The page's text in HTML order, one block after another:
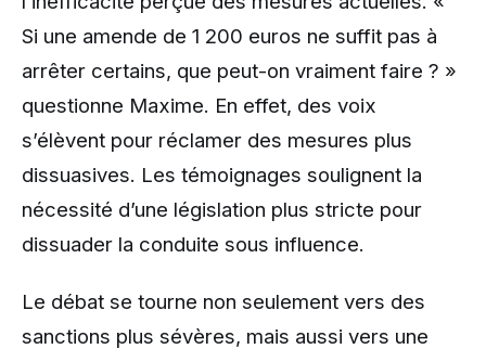
Si une amende de 1 200 euros ne suffit pas à
arrêter certains, que peut-on vraiment faire ? »
questionne Maxime. En effet, des voix
s’élèvent pour réclamer des mesures plus
dissuasives. Les témoignages soulignent la
nécessité d’une législation plus stricte pour
dissuader la conduite sous influence.
Le débat se tourne non seulement vers des
sanctions plus sévères, mais aussi vers une